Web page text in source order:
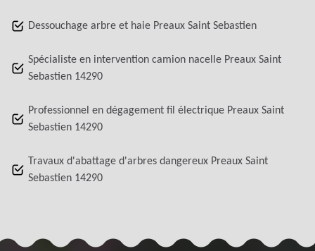
Dessouchage arbre et haie Preaux Saint Sebastien
Spécialiste en intervention camion nacelle Preaux Saint
Sebastien 14290
Professionnel en dégagement fil électrique Preaux Saint
Sebastien 14290
Travaux d'abattage d'arbres dangereux Preaux Saint
Sebastien 14290